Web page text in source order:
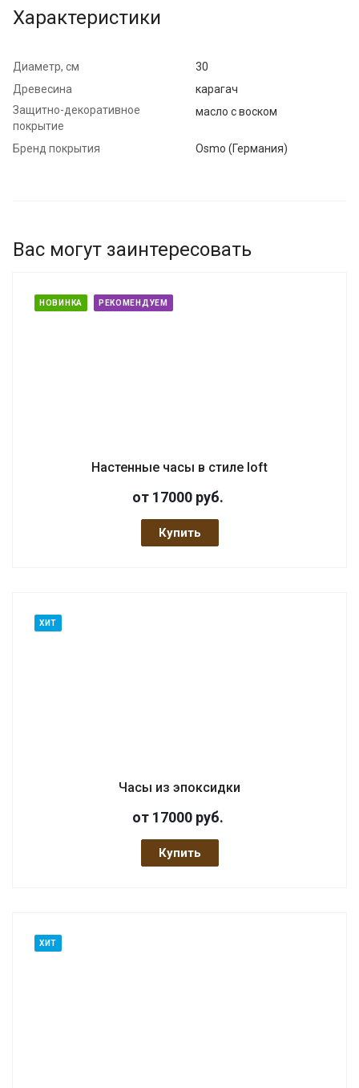
Характеристики
Диаметр, см
30
Древесина
карагач
Защитно-декоративное
покрытие
масло с воском
Бренд покрытия Osmo (Германия)
Вас могут заинтересовать
НОВИНКА РЕКОМЕНДУЕМ
Настенные часы в стиле loft
от 17000 руб.
Купить
ХИТ
Часы из эпоксидки
от 17000 руб.
Купить
ХИТ